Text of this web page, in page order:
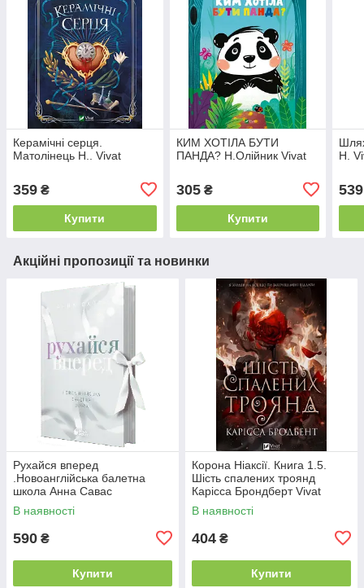
Керамічні серця.
Матолінець Н.. Vivat
359 ₴
Купити
КИМ ХОТІЛА БУТИ
ПАНДА? Н.Олійник Vivat
305₴
Купити
Н.
539
Акційні пропозиції та новинки
Рухайся вперед
.Новоанглійська балетна
школа Анна Савас
READBERRY
В наявності
590 ₴
Купити
Корона Ніаксії. Книга 1.5.
Шість спалених троянд
Карісса Брондберт Vivat
В наявності
404 ₴
Купити